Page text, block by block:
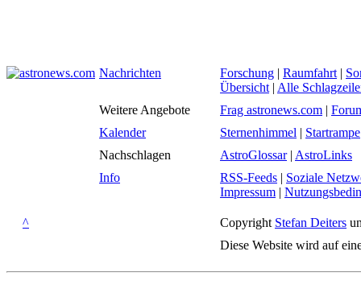
Nachrichten Forschung | Raumfahrt |
Übersicht | Alle
Weitere Angebote
Frag astronews.com |
Kalender
Sternenhimmel | Startrampe
Nachschlagen
AstroGlossar| AstroLinks
Info
RSS-Feeds | Soziale
Impressum |
^ Copyright Stefan Deiters
Diese Website wird auf